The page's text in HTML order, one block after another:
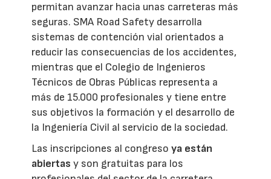
permitan avanzar hacia unas carreteras más
seguras. SMA Road Safety desarrolla
sistemas de contención vial orientados a
reducir las consecuencias de los accidentes,
mientras que el Colegio de Ingenieros
Técnicos de Obras Públicas representa a
más de 15.000 profesionales y tiene entre
sus objetivos la formación y el desarrollo de
la Ingeniería Civil al servicio de la sociedad.
Las inscripciones al congresoya están
abiertas y son gratuitas para los